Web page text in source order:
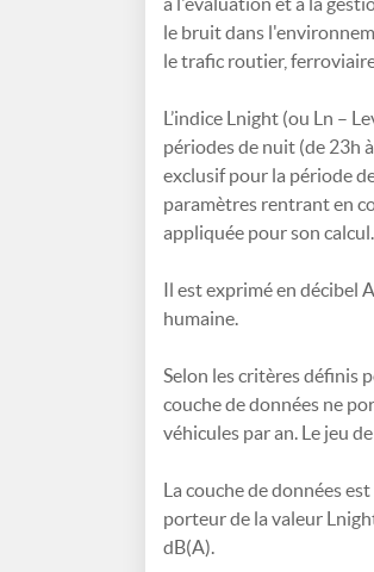
le bruit dans
le trafic routier,
L’indice Lnight (ou Ln –
périodes de nuit (de 23h
exclusif pour la période
paramètres rentrant en
appliquée pour son calcul.
Il est exprimé en décibel
humaine.
Selon les critères définis
couche de données ne
véhicules par an. Le jeu
La couche de données
porteur de la valeur
dB(A).